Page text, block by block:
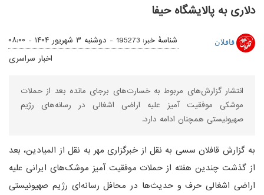
دلاری به پالایشگاه حیفا
قافلان شناسهٔ خبر: 195273 -
دوشنبه ۳ شهریور ۱۴۰۴ - ۰۸:۰۰
اخبار سراسری
انتشار گزارش‌های مربوط به خسارت‌های برجای مانده بعد از حملات
موشکی موفقیت آمیز علیه اراضی اشغالی در رسانه‌های رژیم
صهیونیستی همچنان ادامه دارد.
به گزارش قافلان سسی به نقل از خبرگزاری مهر به نقل از المیادین، بعد
از گذشت چندین هفته از حملات موفقیت آمیز موشک‌های ایرانی علیه
اراضی اشغالی حرف و حدیث‌ها در محافل رسانه‌ای رژیم صهیونیستی